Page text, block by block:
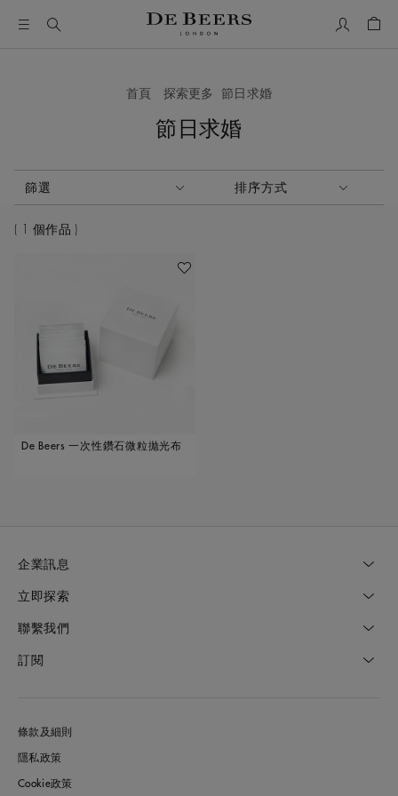
首頁 探索更多 節日求婚
節日求婚
篩選 排序方式
排序方式
1 個作品
加入喜愛清單
De Beers 一次性鑽石微粒拋光布
企業訊息
立即探索
聯繫我們
訂閱
條款及細則
隱私政策
Cookie政策